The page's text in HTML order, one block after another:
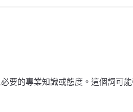
要的專業知識或態度。這個詞可